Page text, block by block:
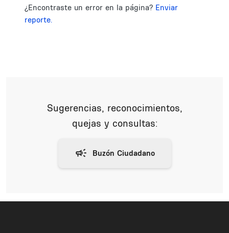
¿Encontraste un error en la página? Enviar
reporte.
Sugerencias, reconocimientos,
quejas y consultas: